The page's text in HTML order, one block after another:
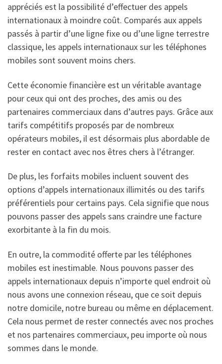
appréciés est la possibilité d’effectuer des appels
internationaux à moindre coût. Comparés aux appels
passés à partir d’une ligne fixe ou d’une ligne terrestre
classique, les appels internationaux sur les téléphones
mobiles sont souvent moins chers.
Cette économie financière est un véritable avantage
pour ceux qui ont des proches, des amis ou des
partenaires commerciaux dans d’autres pays. Grâce aux
tarifs compétitifs proposés par de nombreux
opérateurs mobiles, il est désormais plus abordable de
rester en contact avec nos êtres chers à l’étranger.
De plus, les forfaits mobiles incluent souvent des
options d’appels internationaux illimités ou des tarifs
préférentiels pour certains pays. Cela signifie que nous
pouvons passer des appels sans craindre une facture
exorbitante à la fin du mois.
En outre, la commodité offerte par les téléphones
mobiles est inestimable. Nous pouvons passer des
appels internationaux depuis n’importe quel endroit où
nous avons une connexion réseau, que ce soit depuis
notre domicile, notre bureau ou même en déplacement.
Cela nous permet de rester connectés avec nos proches
et nos partenaires commerciaux, peu importe où nous
sommes dans le monde.